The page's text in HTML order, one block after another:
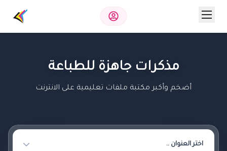
مذكرات جاهزة للطباعة
أضخم وأكبر مكتبة ملفات تعليمية على الانترنت